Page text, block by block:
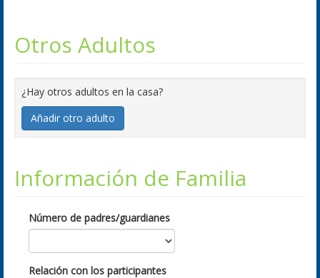
Otros Adultos
¿Hay otros adultos en la casa?
Añadir otro adulto
Información de Familia
Número de padres/guardianes
Relación con los participantes